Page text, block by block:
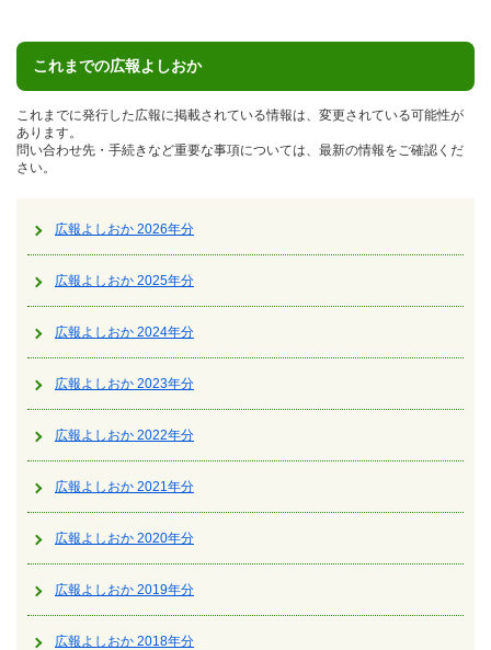
これまでの広報よしおか
これまでに発行した広報に掲載されている情報は、変更されている可能性が
あります。
問い合わせ先・手続きなど重要な事項については、最新の情報をご確認くだ
さい。
広報よしおか 2026年分
広報よしおか 2025年分
広報よしおか 2024年分
広報よしおか 2023年分
広報よしおか 2022年分
広報よしおか 2021年分
広報よしおか 2020年分
広報よしおか 2019年分
広報よしおか 2018年分